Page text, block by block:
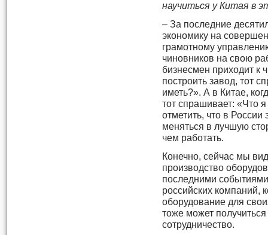
научиться у Китая в
– За последние
экономику на
грамотному
чиновников на свою
бизнесмен приходит к
построить завод, тот
иметь?». А в Китае,
тот спрашивает: «Что
отметить, что в России
меняться в лучшую
чем работать.
Конечно, сейчас мы
производство
последними
российских компаний,
оборудование для
тоже может
сотрудничество.